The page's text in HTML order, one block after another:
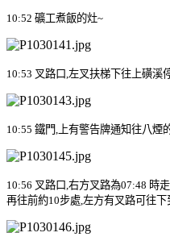
10:52 礦工煮飯的灶~
10:53 叉路口 左叉扶梯下往上磺溪
10:55 鐵門 上有警告牌通知往八煙
10:56 叉路口 右方叉路為07:48 時
再往前約10步處 左方有叉路可往